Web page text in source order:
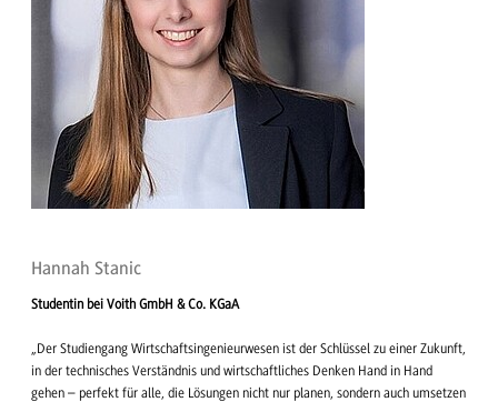
Hannah Stanic
Studentin bei Voith GmbH & Co. KGaA
„Der Studiengang Wirtschaftsingenieurwesen ist der Schlüssel zu einer Zukunft,
in der technisches Verständnis und wirtschaftliches Denken Hand in Hand
gehen – perfekt für alle, die Lösungen nicht nur planen, sondern auch umsetzen